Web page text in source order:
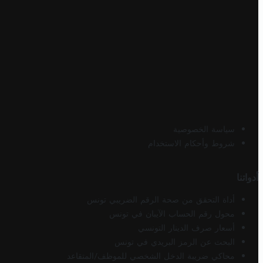
سياسة الخصوصية
شروط وأحكام الاستخدام
أدواتنا
أداة التحقق من صحة الرقم الضريبي تونس
محول رقم الحساب الآيبان في تونس
أسعار صرف الدينار التونسي
البحث عن الرمز البريدي في تونس
محاكي ضريبة الدخل الشخصي للموظف/المتقاعد